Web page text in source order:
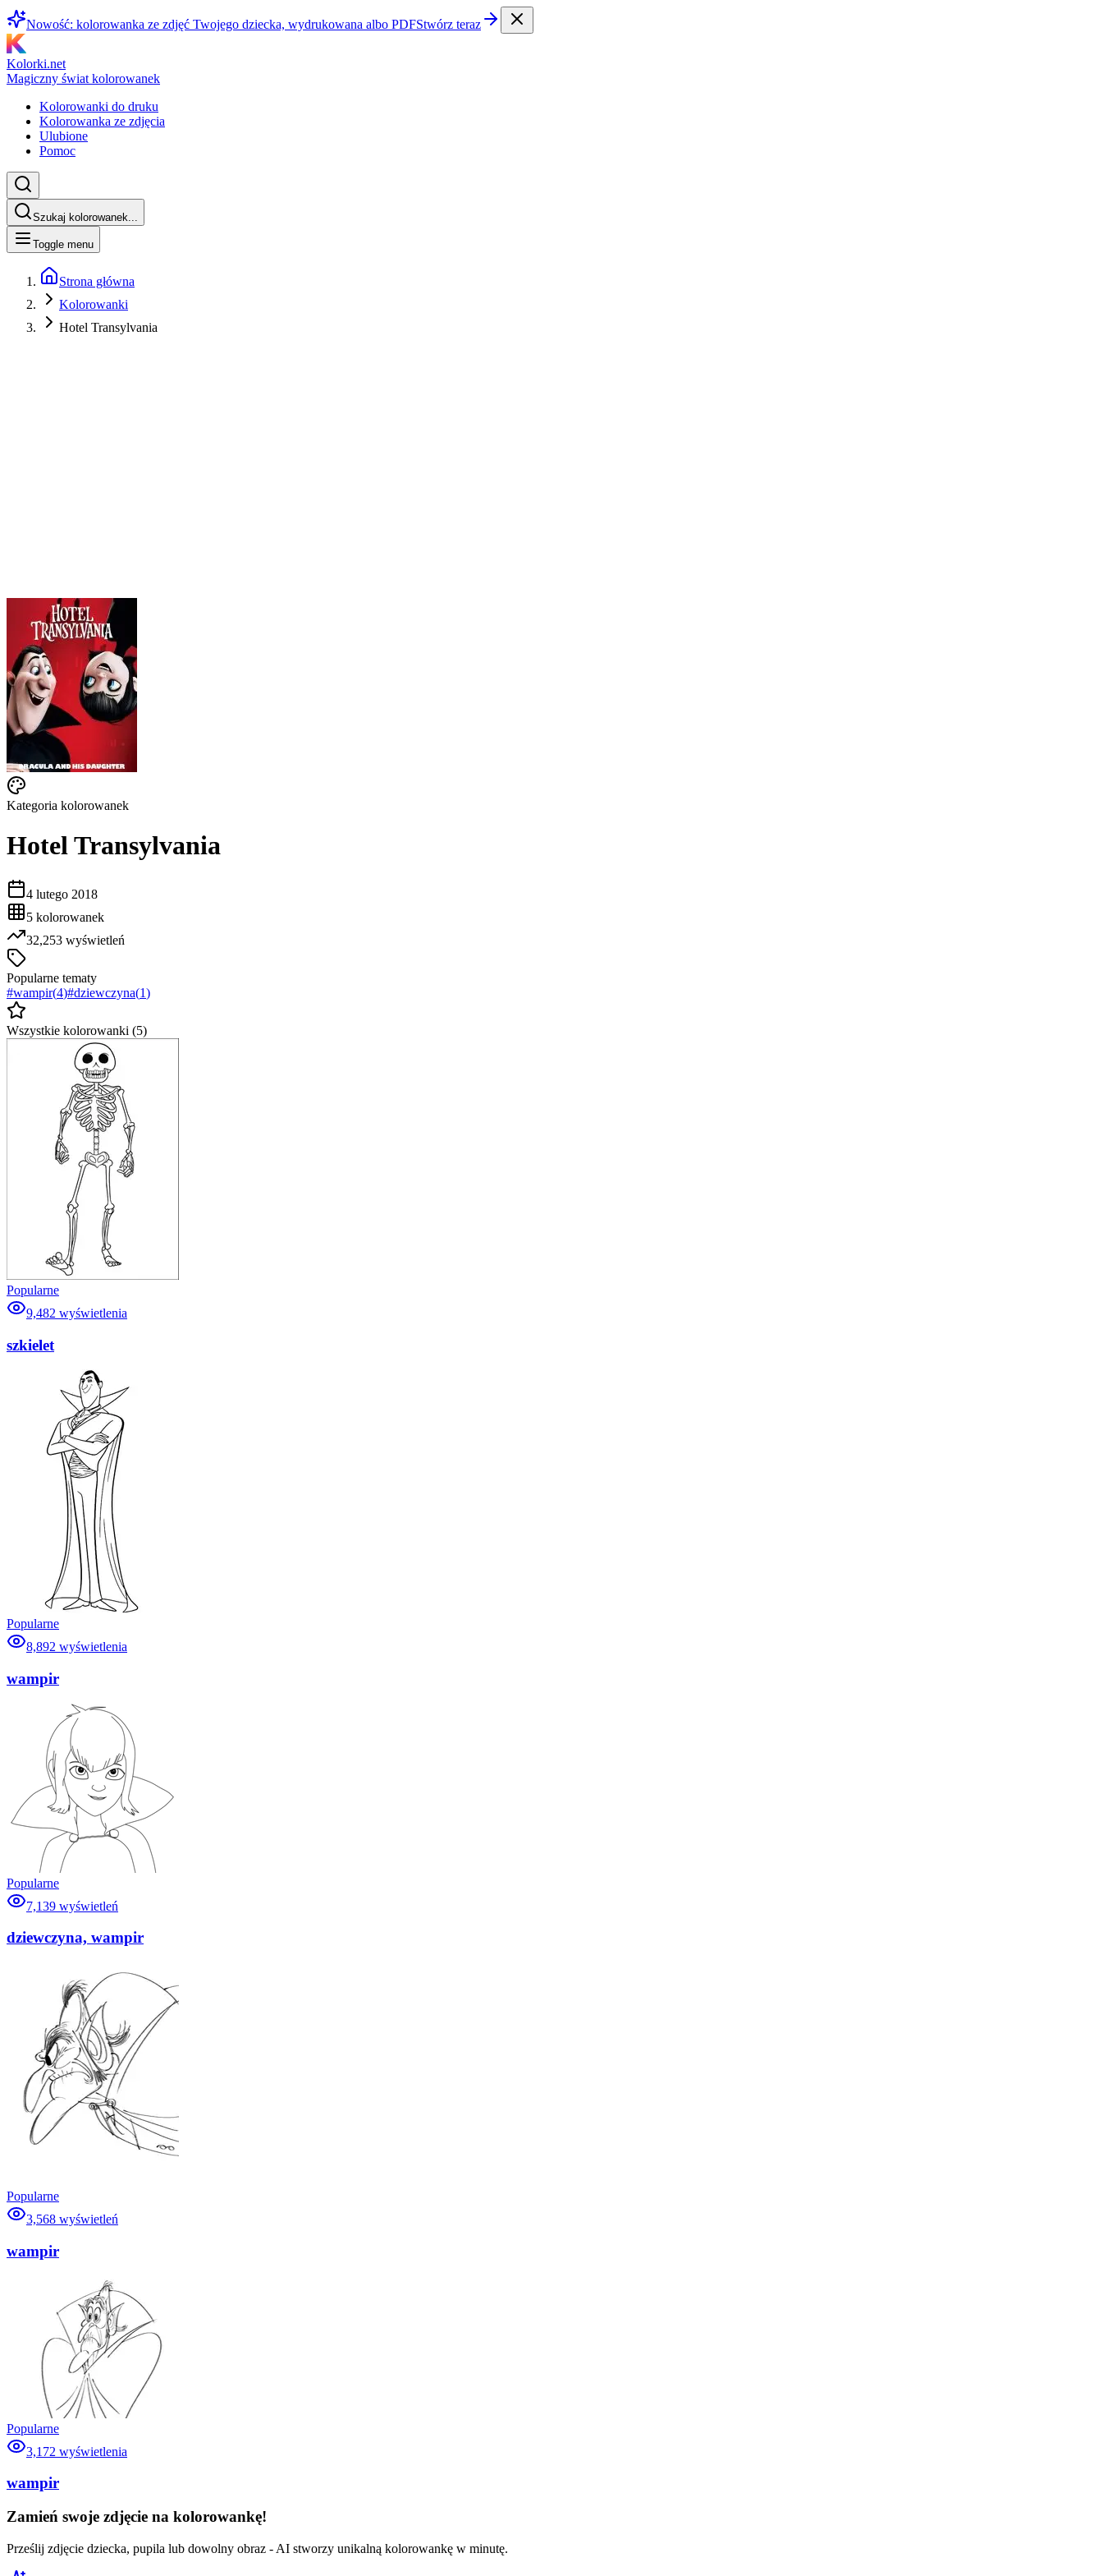
Nowość: kolorowanka ze zdjęć Twojego dziecka, wydrukowana albo PDFStwórz teraz
Kolorki.net
Magiczny świat kolorowanek
Kolorowanki do druku
Kolorowanka ze zdjęcia
Ulubione
Pomoc
Szukaj kolorowanek...
Toggle menu
Strona główna
Kolorowanki
Hotel Transylvania
Kategoria kolorowanek
Hotel Transylvania
4 lutego 2018
5 kolorowanek
32,253 wyświetleń
Popularne tematy
#wampir(4)#dziewczyna(1)
Wszystkie kolorowanki (5)
Popularne
9,482 wyświetlenia
szkielet
Popularne
8,892 wyświetlenia
wampir
Popularne
7,139 wyświetleń
dziewczyna, wampir
Popularne
3,568 wyświetleń
wampir
Popularne
3,172 wyświetlenia
wampir
Zamień swoje zdjęcie na kolorowankę!
Prześlij zdjęcie dziecka, pupila lub dowolny obraz - AI stworzy unikalną kolorowankę w minutę.